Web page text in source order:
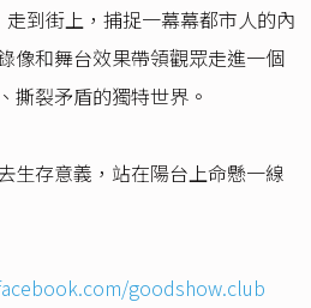
到街上，捕捉一幕幕都市人的內
像和舞台效果帶領觀眾走進一個
撕裂矛盾的獨特世界。
生存意義，站在陽台上命懸一線
goodshow.club